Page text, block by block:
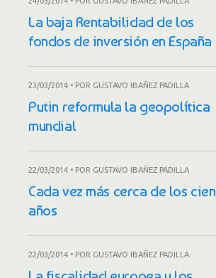
La baja Rentabilidad de los
fondos de inversión en España
23/03/2014 • POR GUSTAVO IBAÑEZ PADILLA
Putin reformula la geopolítica
mundial
22/03/2014 • POR GUSTAVO IBAÑEZ PADILLA
Cada vez más cerca de los cien
años
22/03/2014 • POR GUSTAVO IBAÑEZ PADILLA